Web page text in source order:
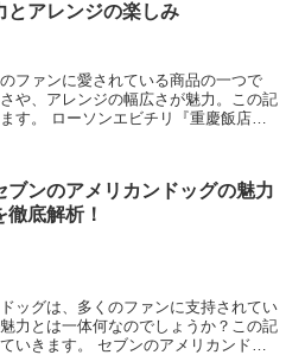
とアレンジの楽しみ
ファンに愛されている商品の一つで
や、アレンジの幅広さが魅力。この記
す。 ローソンエビチリ『重慶飯店監
ブンのアメリカンドッグの魅力
徹底解析！
ッグは、多くのファンに支持されてい
力とは一体何なのでしょうか？この記
いきます。 セブンのアメリカンドッ